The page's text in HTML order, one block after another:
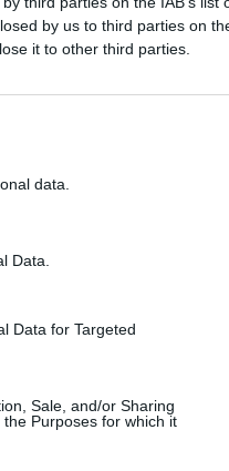
by us to third parties on
it to other third parties.
data.
Data.
Data for Targeted
Sale, and/or Sharing
Purposes for which it
κάνει κλικ!